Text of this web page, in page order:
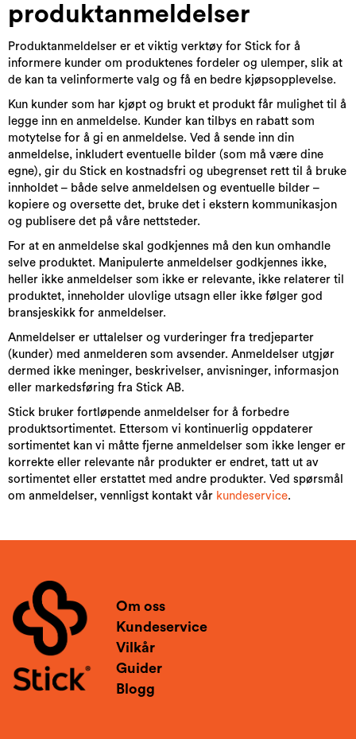
produktanmeldelser
Produktanmeldelser er et viktig verktøy for Stick for å
informere kunder om produktenes fordeler og ulemper, slik at
de kan ta velinformerte valg og få en bedre kjøpsopplevelse.
Kun kunder som har kjøpt og brukt et produkt får mulighet til å
legge inn en anmeldelse. Kunder kan tilbys en rabatt som
motytelse for å gi en anmeldelse. Ved å sende inn din
anmeldelse, inkludert eventuelle bilder (som må være dine
egne), gir du Stick en kostnadsfri og ubegrenset rett til å bruke
innholdet – både selve anmeldelsen og eventuelle bilder –
kopiere og oversette det, bruke det i ekstern kommunikasjon
og publisere det på våre nettsteder.
For at en anmeldelse skal godkjennes må den kun omhandle
selve produktet. Manipulerte anmeldelser godkjennes ikke,
heller ikke anmeldelser som ikke er relevante, ikke relaterer til
produktet, inneholder ulovlige utsagn eller ikke følger god
bransjeskikk for anmeldelser.
Anmeldelser er uttalelser og vurderinger fra tredjeparter
(kunder) med anmelderen som avsender. Anmeldelser utgjør
dermed ikke meninger, beskrivelser, anvisninger, informasjon
eller markedsføring fra Stick AB.
Stick bruker fortløpende anmeldelser for å forbedre
produktsortimentet. Ettersom vi kontinuerlig oppdaterer
sortimentet kan vi måtte fjerne anmeldelser som ikke lenger er
korrekte eller relevante når produkter er endret, tatt ut av
sortimentet eller erstattet med andre produkter. Ved spørsmål
om anmeldelser, vennligst kontakt vår kundeservice.
Om oss
Kundeservice
Vilkår
Guider
Blogg